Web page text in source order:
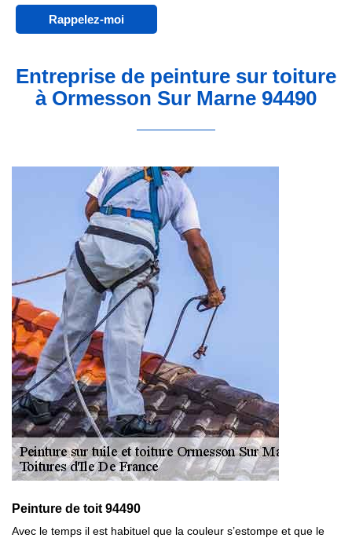
Entreprise de peinture sur toiture
à Ormesson Sur Marne 94490
Peinture de toit 94490
Avec le temps il est habituel que la couleur s’estompe et que le